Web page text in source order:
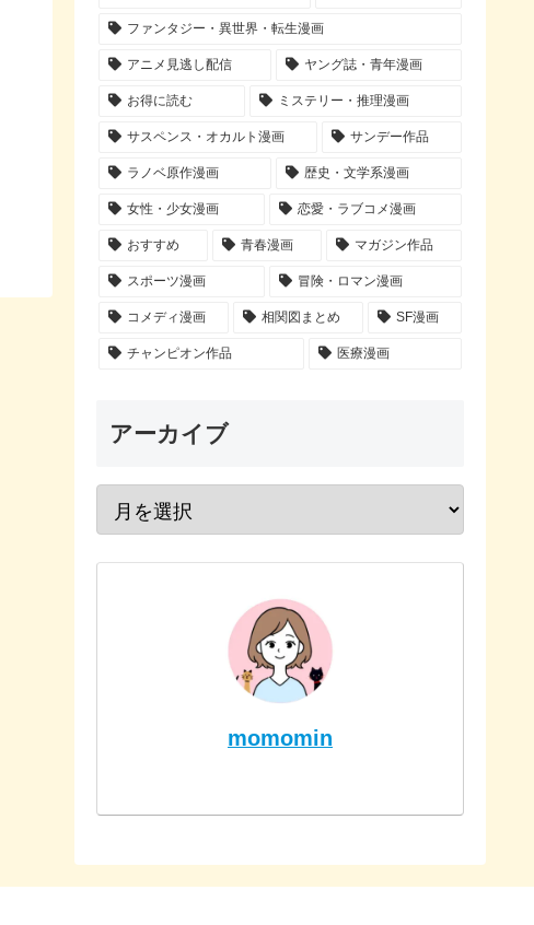
ファンタジー・異世界・転生漫画
アニメ見逃し配信 ヤング誌・青年漫画
お得に読む ミステリー・推理漫画
サスペンス・オカルト漫画 サンデー作品
ラノベ原作漫画 歴史・文学系漫画
女性・少女漫画 恋愛・ラブコメ漫画
おすすめ 青春漫画 マガジン作品
スポーツ漫画 冒険・ロマン漫画
コメディ漫画 相関図まとめ SF漫画
チャンピオン作品 医療漫画
アーカイブ
momomin